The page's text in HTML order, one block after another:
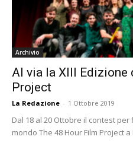
Archivio
Al via la XIII Edizione
Project
La Redazione - 1 Ottobre 2019
Dal 18 al 20 Ottobre il contest
mondo The 48 Hour Film Project a